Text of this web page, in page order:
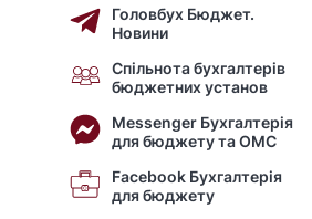
Головбух Бюджет.
Новини
Спільнота бухгалтерів
бюджетних установ
Messenger Бухгалтерія
для бюджету та ОМС
Facebook Бухгалтерія
для бюджету